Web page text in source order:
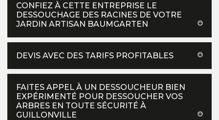
CONFIEZ À CETTE ENTREPRISE LE
DESSOUCHAGE DES RACINES DE VOTRE
JARDIN ARTISAN BAUMGARTEN
DEVIS AVEC DES TARIFS PROFITABLES
FAITES APPEL À UN DESSOUCHEUR BIEN
EXPÉRIMENTÉ POUR DESSOUCHER VOS
ARBRES EN TOUTE SÉCURITÉ À
GUILLONVILLE